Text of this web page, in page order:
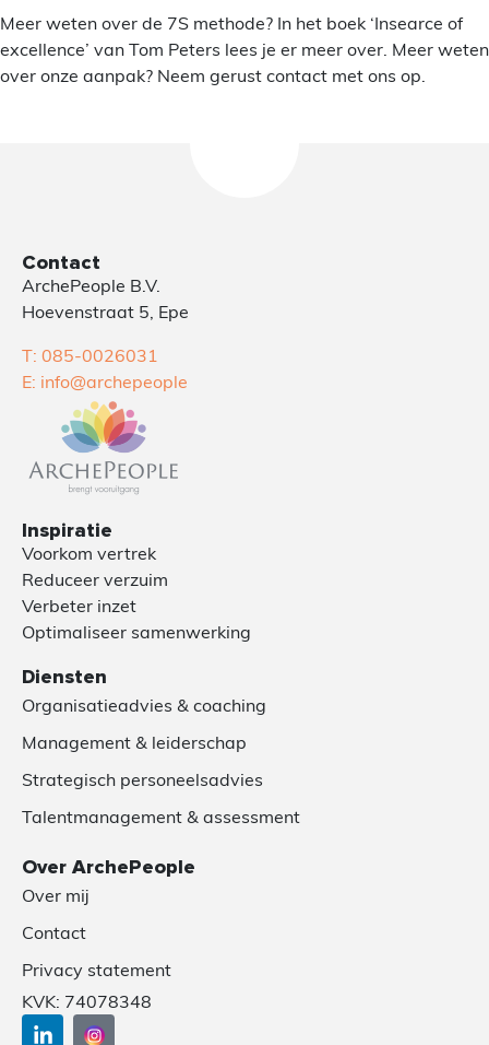
Meer weten over de 7S methode? In het boek ‘Insearce of
excellence’ van Tom Peters lees je er meer over. Meer weten
over onze aanpak? Neem gerust contact met ons op.
Contact
ArchePeople B.V.
Hoevenstraat 5, Epe
T: 085-0026031
E: info@archepeople
Inspiratie
Voorkom vertrek
Reduceer verzuim
Verbeter inzet
Optimaliseer samenwerking
Diensten
Organisatieadvies & coaching
Management & leiderschap
Strategisch personeelsadvies
Talentmanagement & assessment
Over ArchePeople
Over mij
Contact
Privacy statement
KVK: 74078348